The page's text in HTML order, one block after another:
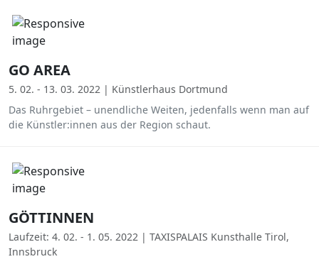
GO AREA
5. 02. - 13. 03. 2022 | Künstlerhaus Dortmund
Das Ruhrgebiet – unendliche Weiten, jedenfalls wenn man auf
die Künstler:innen aus der Region schaut.
GÖTTINNEN
Laufzeit: 4. 02. - 1. 05. 2022 | TAXISPALAIS Kunsthalle Tirol,
Innsbruck